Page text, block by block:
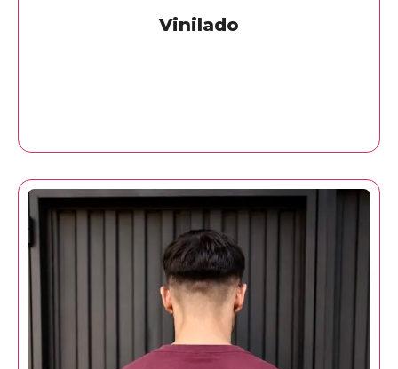
Vinilado